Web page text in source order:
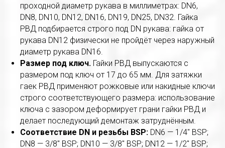
проходной диаметр рукава в миллиметрах: DN6,
DN8, DN10, DN12, DN16, DN19, DN25, DN32. Гайка
РВД подбирается строго под DN рукава: гайка от
рукава DN12 физически не пройдёт через наружный
диаметр рукава DN16.
Размер под ключ. Гайки РВД выпускаются с
размером под ключ от 17 до 65 мм. Для затяжки
гаек РВД применяют рожковые или накидные ключи
строго соответствующего размера: использование
ключа с зазором деформирует грани гайки РВД и
делает последующий демонтаж затруднённым.
Соответствие DN и резьбы BSP: DN6 — 1/4" BSP;
DN8 — 3/8" BSP; DN10 — 3/8" BSP; DN12 — 1/2" BSP;